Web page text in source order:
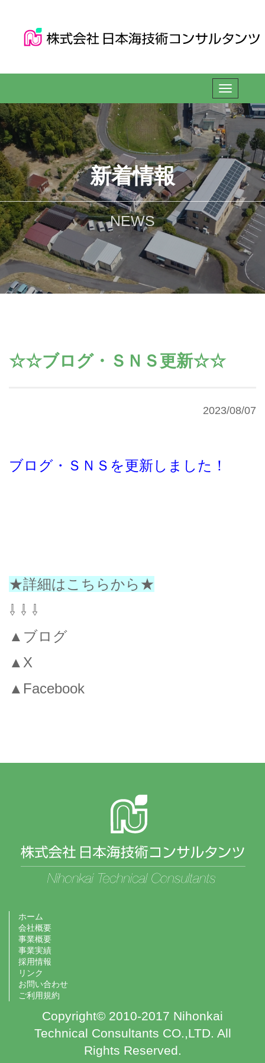
新着情報
NEWS
☆☆ブログ・ＳＮＳ更新☆☆
2023/08/07
ブログ・ＳＮＳを更新しました！
★詳細はこちらから★
⇩ ⇩ ⇩
▲ブログ
▲X
▲Facebook
ホーム
会社概要
事業概要
事業実績
採用情報
リンク
お問い合わせ
ご利用規約
Copyright© 2010-2017 Nihonkai
Technical Consultants CO.,LTD. All
Rights Reserved.